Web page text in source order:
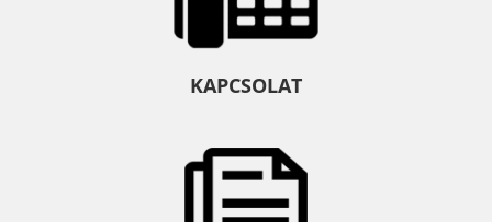
KAPCSOLAT